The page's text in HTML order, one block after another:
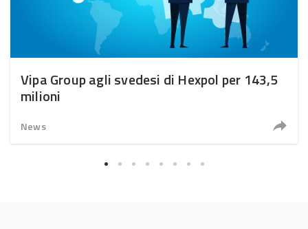
Vipa Group agli svedesi di Hexpol per 143,5
milioni
News